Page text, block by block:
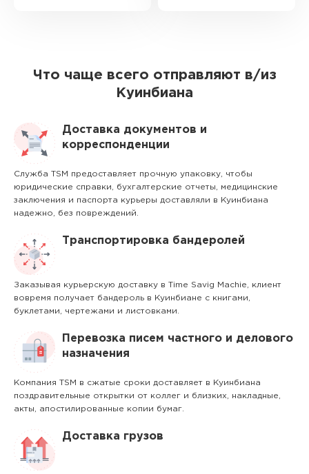
Что чаще всего отправляют в/из
Куинбиана
Доставка документов и
корреспонденции
Служба TSM предоставляет прочную упаковку, чтобы
юридические справки, бухгалтерские отчеты, медицинские
заключения и паспорта курьеры доставляли в Куинбиана
надежно, без повреждений.
Транспортировка бандеролей
Заказывая курьерскую доставку в Time Savig Machie, клиент
вовремя получает бандероль в Куинбиане с книгами,
буклетами, чертежами и листовками.
Перевозка писем частного и делового
назначения
Компания TSM в сжатые сроки доставляет в Куинбиана
поздравительные открытки от коллег и близких, накладные,
акты, апостилированные копии бумаг.
Доставка грузов